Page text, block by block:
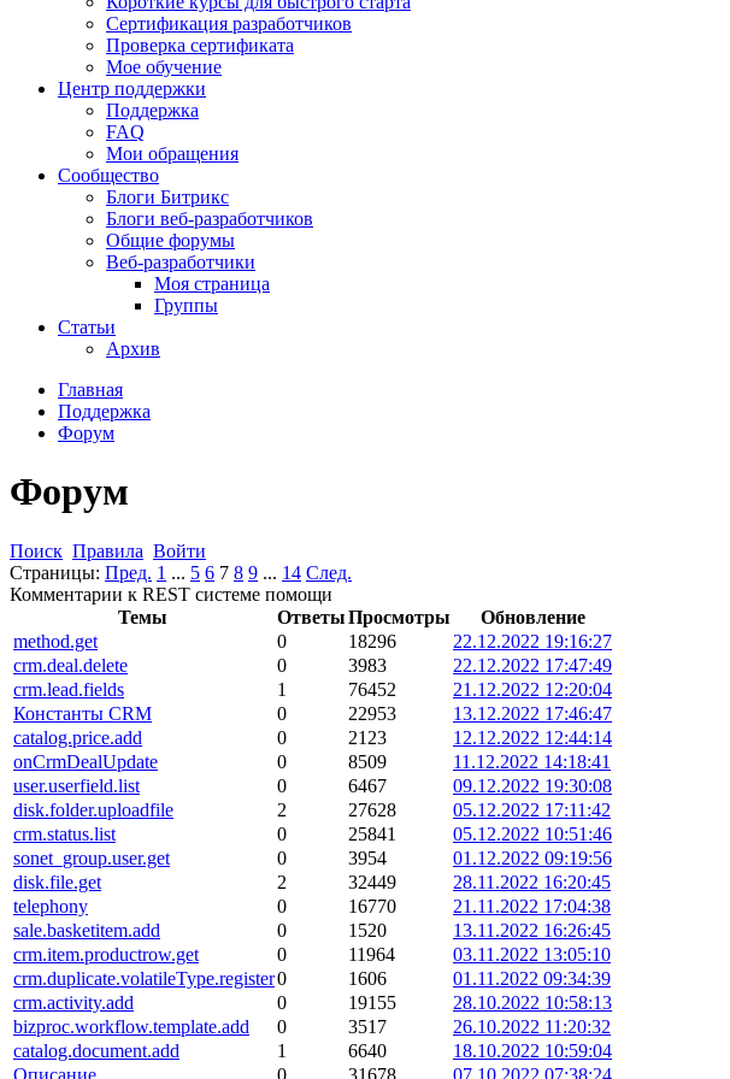
Сертификация разработчиков
Проверка сертификата
Мое обучение
Центр поддержки
Поддержка
FAQ
Мои обращения
Сообщество
Блоги Битрикс
Блоги веб-разработчиков
Общие форумы
Веб-разработчики
Моя страница
Группы
Статьи
Архив
Главная
Поддержка
Форум
Форум
Поиск Правила Войти
Страницы: Пред. 1 ... 5 6 7 8 9 ... 14 След.
Комментарии к REST системе помощи
Темы
ОтветыПросмотры
Обновление
method.get
0 18296
22.12.2022 19:16:27
crm.deal.delete
0 3983
22.12.2022 17:47:49
crm.lead.fields
1 76452
21.12.2022 12:20:04
Константы CRM
0 22953
13.12.2022 17:46:47
catalog.price.add
0 2123
12.12.2022 12:44:14
onCrmDealUpdate
0 8509
11.12.2022 14:18:41
user.userfield.list
0 6467
09.12.2022 19:30:08
disk.folder.uploadfile
2 27628
05.12.2022 17:11:42
crm.status.list
0 25841
05.12.2022 10:51:46
sonet_group.user.get
0 3954
01.12.2022 09:19:56
disk.file.get
2 32449
28.11.2022 16:20:45
telephony
0 16770
21.11.2022 17:04:38
sale.basketitem.add
0 1520
13.11.2022 16:26:45
crm.item.productrow.get
0 11964
03.11.2022 13:05:10
crm.duplicate.volatileType.register0 1606
01.11.2022 09:34:39
crm.activity.add
0 19155
28.10.2022 10:58:13
bizproc.workflow.template.add
0 3517
26.10.2022 11:20:32
catalog.document.add
1 6640
18.10.2022 10:59:04
Описание
0 31678
07.10.2022 07:38:24